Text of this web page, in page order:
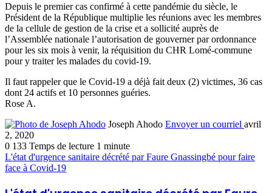
Depuis le premier cas confirmé à cette pandémie du siècle, le
Président de la République multiplie les réunions avec les membres
de la cellule de gestion de la crise et a sollicité auprès de
l’Assemblée nationale l’autorisation de gouverner par ordonnance
pour les six mois à venir, la réquisition du CHR Lomé-commune
pour y traiter les malades du covid-19.
Il faut rappeler que le Covid-19 a déjà fait deux (2) victimes, 36 cas
dont 24 actifs et 10 personnes guéries.
Rose A.
Joseph Ahodo Envoyer un courriel avril
2, 2020
0 133 Temps de lecture 1 minute
L'état d'urgence sanitaire décrété par Faure Gnassingbé pour faire
face à Covid-19